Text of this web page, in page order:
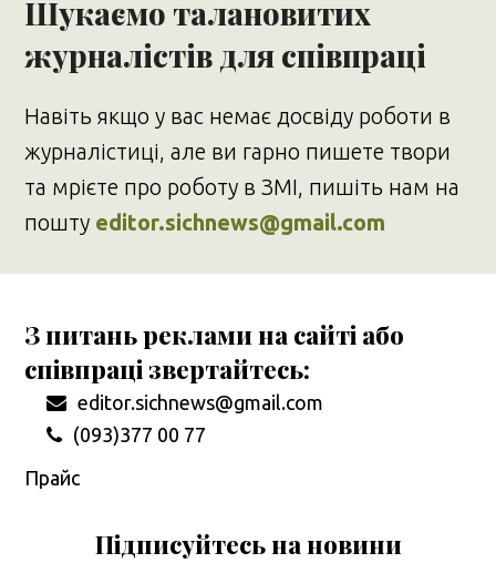
Шукаємо талановитих
журналістів для співпраці
Навіть якщо у вас немає досвіду роботи в
журналістиці, але ви гарно пишете твори
та мрієте про роботу в ЗМІ, пишіть нам на
пошту editor.sichnews@gmail.com
З питань реклами на сайті або
співпраці звертайтесь:
editor.sichnews@gmail.com
(093)377 00 77
Прайс
Підписуйтесь на новини